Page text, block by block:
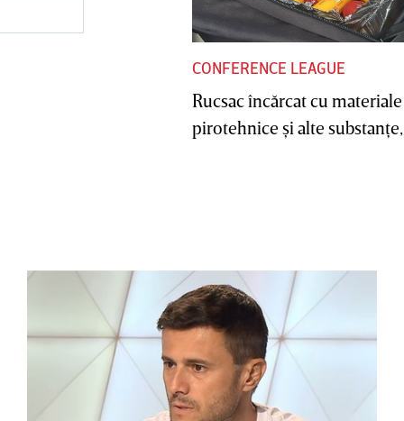
CONFERENCE LEAGUE
Rucsac încărcat cu materiale
pirotehnice şi alte substanţe,